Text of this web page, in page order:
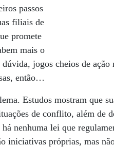
passos
filiais de
promete
mais o
jogos cheios de ação
então…
Estudos mostram que
de conflito, além de
nenhuma lei que
iniciativas próprias, mas